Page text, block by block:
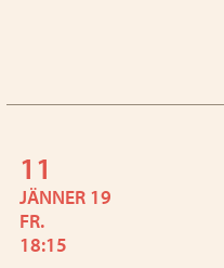
11
JÄNNER 19
FR.
18:15